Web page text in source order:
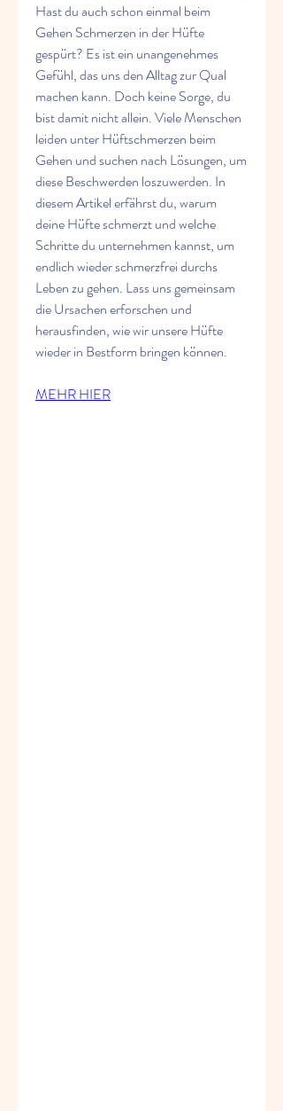
Hast du auch schon einmal beim
Gehen Schmerzen in der Hüfte
gespürt? Es ist ein unangenehmes
Gefühl, das uns den Alltag zur Qual
machen kann. Doch keine Sorge, du
bist damit nicht allein. Viele Menschen
leiden unter Hüftschmerzen beim
Gehen und suchen nach Lösungen, um
diese Beschwerden loszuwerden. In
diesem Artikel erfährst du, warum
deine Hüfte schmerzt und welche
Schritte du unternehmen kannst, um
endlich wieder schmerzfrei durchs
Leben zu gehen. Lass uns gemeinsam
die Ursachen erforschen und
herausfinden, wie wir unsere Hüfte
wieder in Bestform bringen können.
MEHR HIER